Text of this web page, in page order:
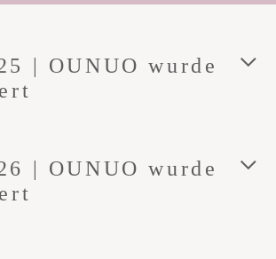
| OUNUO wurde
| OUNUO wurde